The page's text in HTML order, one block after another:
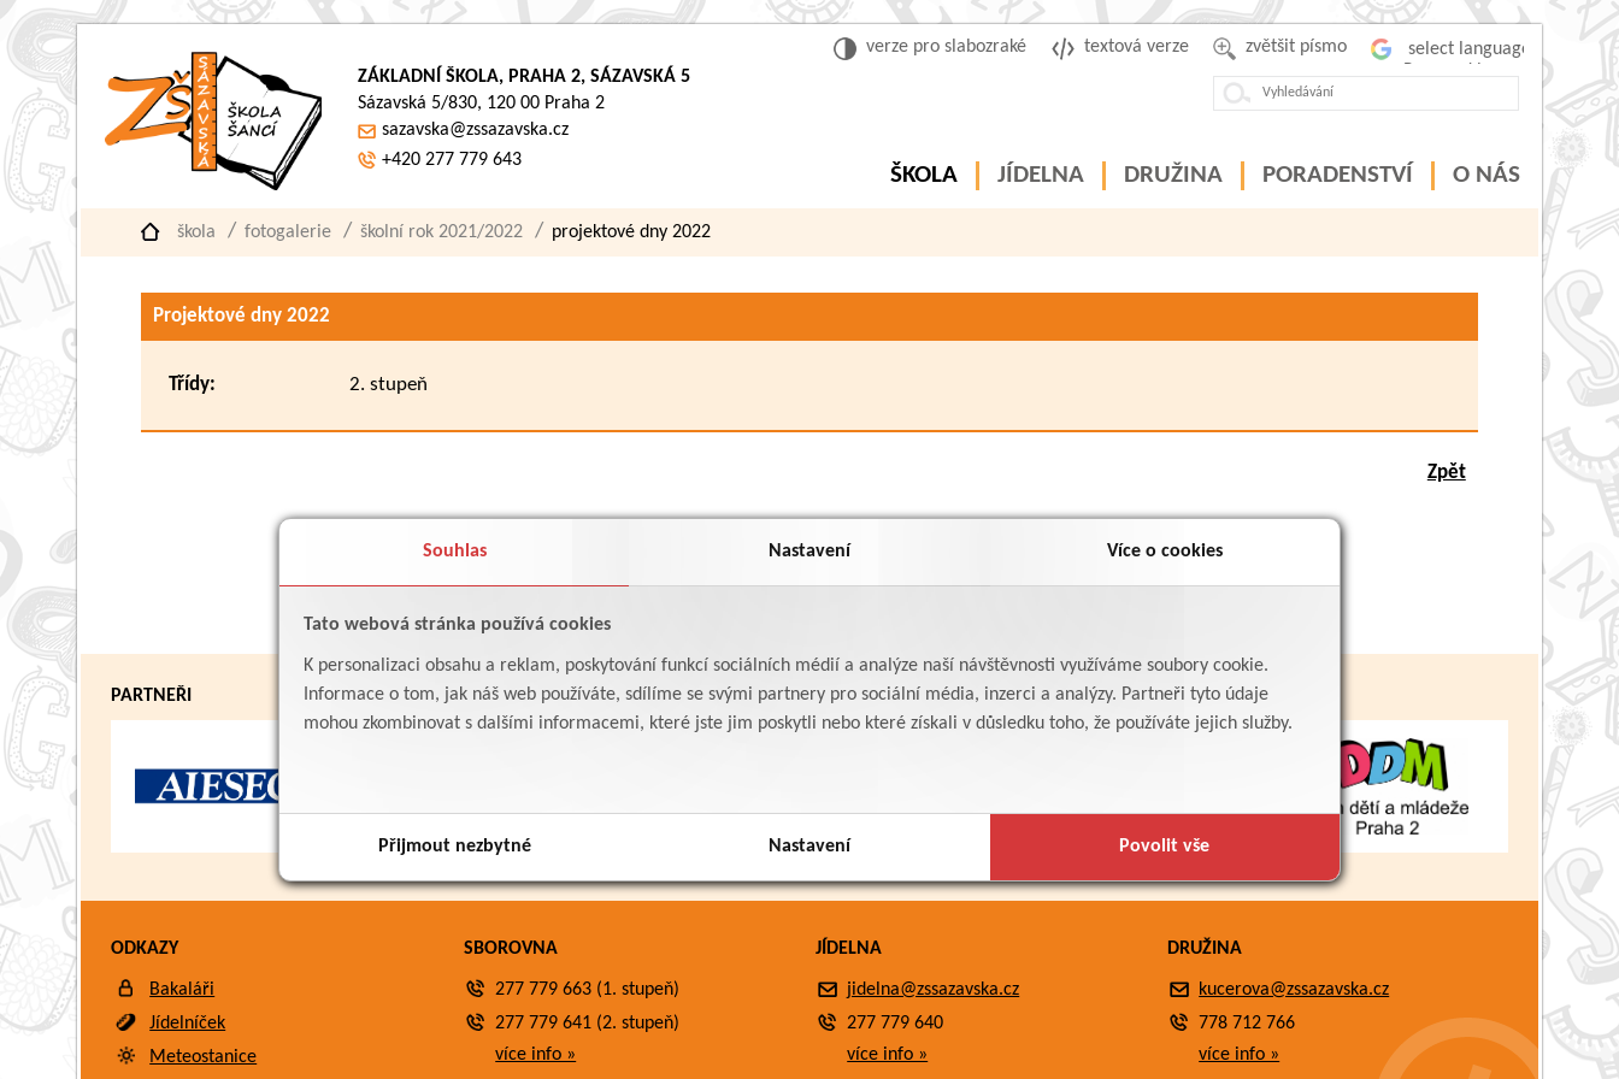
Souhlas Nastavení Více o cookies
Tato webová stránka používá cookies
K personalizaci obsahu a reklam, poskytování funkcí sociálních médií a analýze naší návštěvnosti využíváme soubory cookie.
Informace o tom, jak náš web používáte, sdílíme se svými partnery pro sociální média, inzerci a analýzy. Partneři tyto údaje
mohou zkombinovat s dalšími informacemi, které jste jim poskytli nebo které získali v důsledku toho, že používáte jejich služby.
Přijmout nezbytné Nastavení Povolit vše
zvětšit písmo
textová verze
verze pro slabozraké
ZÁKLADNÍ ŠKOLA, PRAHA 2, SÁZAVSKÁ 5
Sázavská 5/830, 120 00 Praha 2
sazavska@zssazavska.cz
+420 277 779 643
ŠKOLA JÍDELNA DRUŽINA PORADENSTVÍ O NÁS
škola fotogalerie školní rok 2021/2022 projektové dny 2022
Projektové dny 2022
Třídy: 2. stupeň
Zpět
PARTNEŘI
ODKAZY
Bakaláři
Jídelníček
Meteostanice
SBOROVNA
277 779 663 (1. stupeň)
277 779 641 (2. stupeň)
více info »
JÍDELNA
jidelna@zssazavska.cz
277 779 640
více info »
DRUŽINA
kucerova@zssazavska.cz
778 712 766
více info »